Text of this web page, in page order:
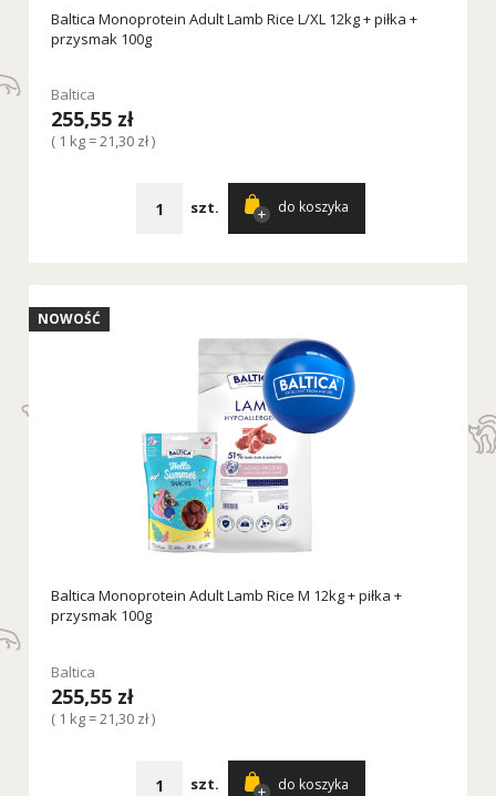
Baltica Monoprotein Adult Lamb Rice L/XL 12kg + piłka +
przysmak 100g
Baltica
255,55 zł
( 1 kg = 21,30 zł )
szt. do koszyka
Baltica Monoprotein Adult Lamb Rice M 12kg + piłka +
przysmak 100g
Baltica
255,55 zł
( 1 kg = 21,30 zł )
szt. do koszyka
NOWOŚĆ